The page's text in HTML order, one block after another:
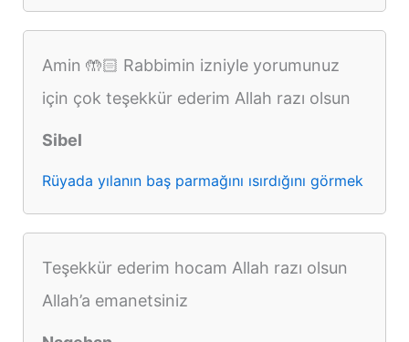
Amin 🤲🏻 Rabbimin izniyle yorumunuz
için çok teşekkür ederim Allah razı olsun
Sibel
Rüyada yılanın baş parmağını ısırdığını görmek
Teşekkür ederim hocam Allah razı olsun
Allah’a emanetsiniz